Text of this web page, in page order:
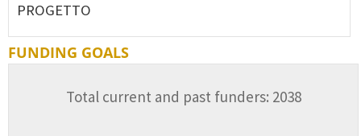
PROGETTO
FUNDING GOALS
Total current and past funders: 2038